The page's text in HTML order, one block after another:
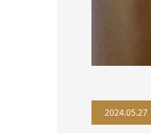
2024.05.27